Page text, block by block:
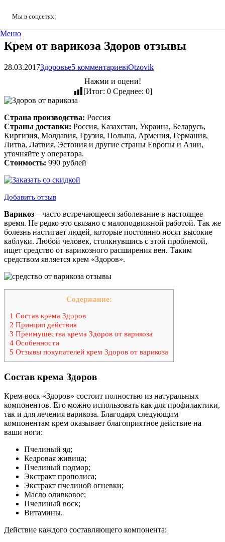
Мы в соцсетях:
Меню
Крем от варикоза Здоров отзывы
28.03.2017Здоровье5 комментариевiOtzovik
Нажми и оцени!
[Итог: 0Среднее: 0]
Страна производства: Россия
Страны доставки: Россия, Казахстан, Украина, Беларусь,
Киргизия, Молдавия, Грузия, Польша, Армения, Германия,
Литва, Латвия, Эстония и другие страны Европы и Азии,
уточняйте у оператора.
Стоимость: 990 рублей
Добавить отзыв
Варикоз – часто встречающееся заболевание в настоящее
время. Не редко это связано с малоподвижной работой. Так же
болезнь настигает людей, которые постоянно носят высокие
каблуки. Любой человек, столкнувшись с этой проблемой,
ищет средство от варикозного расширения вен. Таким
средством является крем «Здоров».
Содержание:
1 Состав крема Здоров
2 Принцип действия
3 Преимущества крема Здоров от варикоза
4 Особенности
5 Отзывы покупателей крем Здоров от варикоза
Состав крема Здоров
Крем-воск «Здоров» состоит полностью из натуральных
компонентов. Его можно использовать как для профилактики,
так и для лечения варикоза. Благодаря следующим
компонентам крем оказывает благоприятное действие на
ваши ноги:
Пчелиный яд;
Кедровая живица;
Пчелиный подмор;
Экстракт прополиса;
Экстракт пчелиной огневки;
Масло оливковое;
Пчелиный воск;
Витамины.
Действие каждого составляющего компонента: